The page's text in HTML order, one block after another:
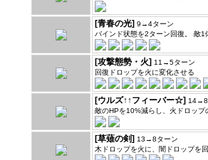
[青春の光] 9→4ターン
バインド状態を2ターン回復。 敵1
[攻撃態勢・火] 11→5ターン
回復ドロップを火に変化させる
[ウルズ↑↑フィーバー☆] 14→8
敵のHPを10%減らし、火ドロップ
[草薙の剣] 13→8ターン
木ドロップを火に、闇ドロップを